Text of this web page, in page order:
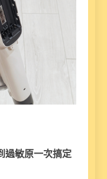
過敏原一次搞定